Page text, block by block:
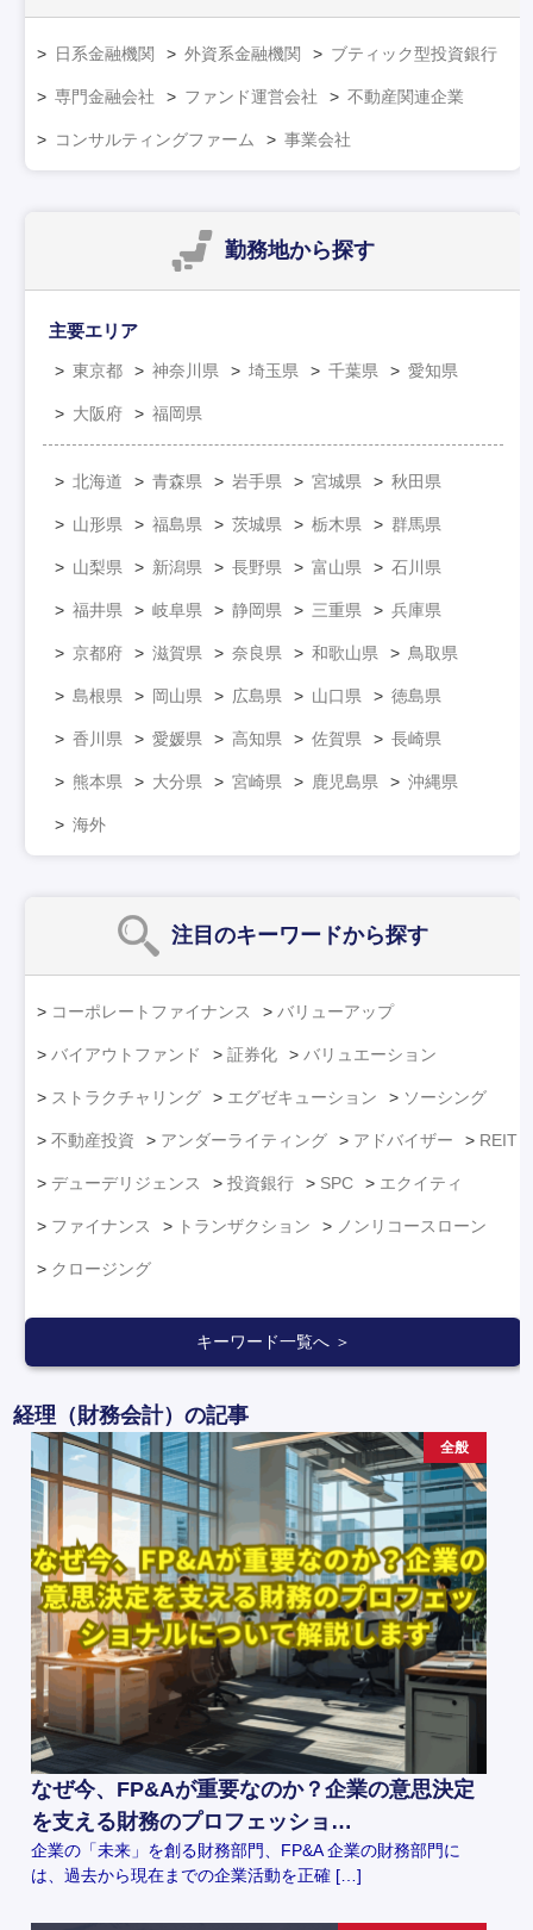
日系金融機関 外資系金融機関 ブティック型投資銀行
専門金融会社 ファンド運営会社 不動産関連企業
コンサルティングファーム 事業会社
勤務地から探す
主要エリア
東京都 神奈川県 埼玉県 千葉県 愛知県
大阪府 福岡県
北海道 青森県 岩手県 宮城県 秋田県
山形県 福島県 茨城県 栃木県 群馬県
山梨県 新潟県 長野県 富山県 石川県
福井県 岐阜県 静岡県 三重県 兵庫県
京都府 滋賀県 奈良県 和歌山県 鳥取県
島根県 岡山県 広島県 山口県 徳島県
香川県 愛媛県 高知県 佐賀県 長崎県
熊本県 大分県 宮崎県 鹿児島県 沖縄県
海外
注目のキーワードから探す
コーポレートファイナンス バリューアップ
バイアウトファンド 証券化 バリュエーション
ストラクチャリング エグゼキューション ソーシング
不動産投資 アンダーライティング アドバイザー REIT
デューデリジェンス 投資銀行 SPC エクイティ
ファイナンス トランザクション ノンリコースローン
クロージング
キーワード一覧へ ＞
経理（財務会計）の記事
全般
なぜ今、FP&Aが重要なのか？企業の意思決定
を支える財務のプロフェッショ…
企業の「未来」を創る財務部門、FP&A 企業の財務部門に
は、過去から現在までの企業活動を正確 […]